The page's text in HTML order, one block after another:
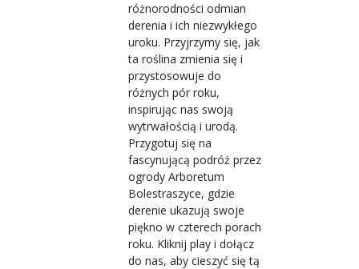
różnorodności odmian
derenia i ich niezwykłego
uroku. Przyjrzymy się, jak
ta roślina zmienia się i
przystosowuje do
różnych pór roku,
inspirując nas swoją
wytrwałością i urodą.
Przygotuj się na
fascynującą podróż przez
ogrody Arboretum
Bolestraszyce, gdzie
derenie ukazują swoje
piękno w czterech porach
roku. Kliknij play i dołącz
do nas, aby cieszyć się tą